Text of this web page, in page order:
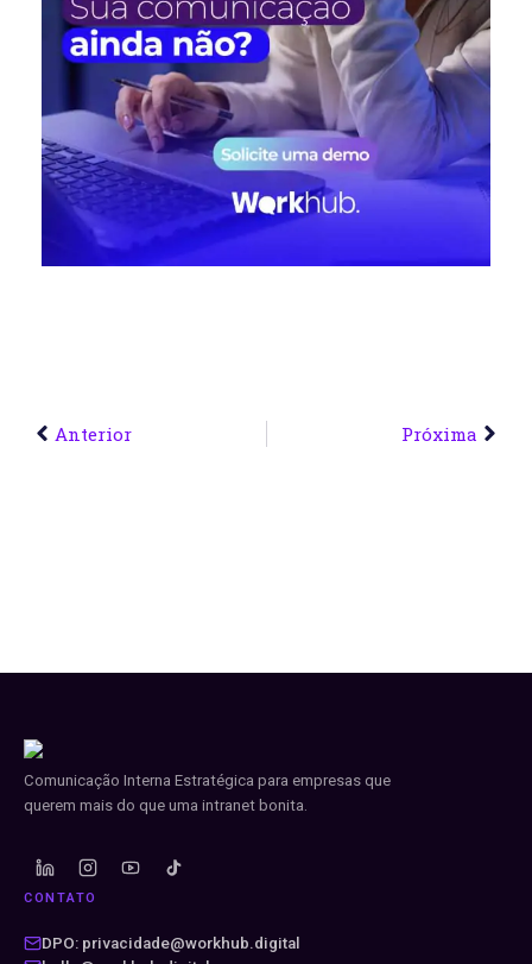
Anterior Próxima
Comunicação Interna Estratégica para empresas que
querem mais do que uma intranet bonita.
CONTATO
DPO: privacidade@workhub.digital